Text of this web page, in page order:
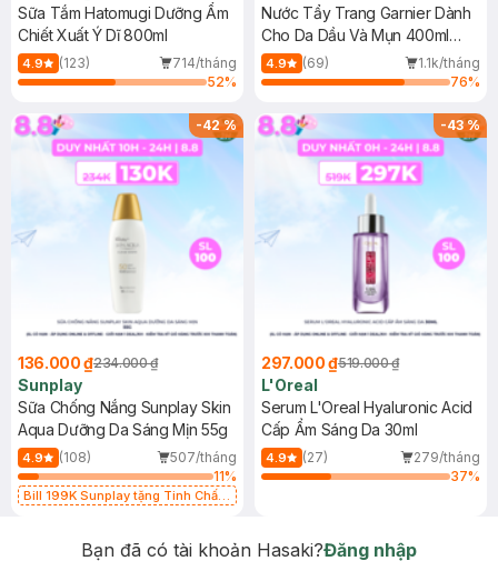
Sữa Tắm Hatomugi Dưỡng Ẩm
Chiết Xuất Ý Dĩ 800ml
4.9 (123)
714/tháng
52%
Nước Tẩy Trang Garnier Dành
Cho Da Dầu Và Mụn 400ml
(Mới)
4.9 (69)
1.1k/tháng
76%
-42%
136.000 ₫234.000 ₫
Sunplay
Sữa Chống Nắng Sunplay Skin
Aqua Dưỡng Da Sáng Mịn 55g
4.9 (108)
507/tháng
11%
Bill 199K Sunplay tặng Tinh Chất
-43%
297.000 ₫519.000 ₫
L'Oreal
Serum L'Oreal Hyaluronic Acid
Cấp Ẩm Sáng Da 30ml
4.9 (27)
279/tháng
37%
Bạn đã có tài khoản Hasaki?Đăng nhập